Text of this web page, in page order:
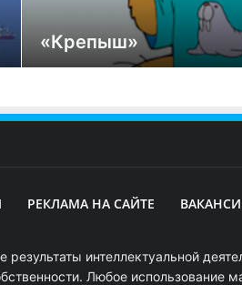
«Крепыш»
РЕКЛАМА НА САЙТЕ
интеллектуальной
Любое